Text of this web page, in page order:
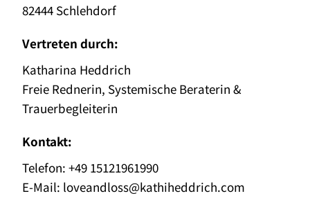
82444 Schlehdorf
Vertreten durch:
Katharina Heddrich
Freie Rednerin, Systemische Beraterin &
Trauerbegleiterin
Kontakt:
Telefon: +49 15121961990
E-Mail: loveandloss@kathiheddrich.com